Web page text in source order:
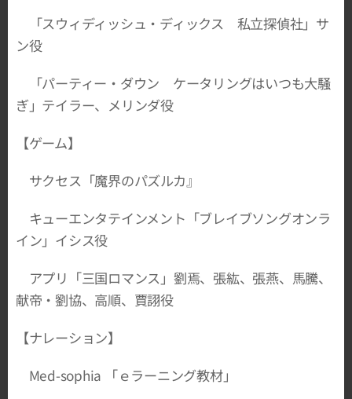
「スウィディッシュ・ディックス 私立探偵社」サ
ン役
「パーティー・ダウン ケータリングはいつも大騒
ぎ」テイラー、メリンダ役
【ゲーム】
サクセス「魔界のパズルカ』
キューエンタテインメント「ブレイブソングオンラ
イン」イシス役
アプリ「三国ロマンス」劉焉、張紘、張燕、馬騰、
献帝・劉協、高順、賈詡役
【ナレーション】
Med-sophia 「ｅラーニング教材」